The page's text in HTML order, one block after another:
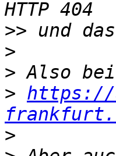
>>
>
>
> https://
>